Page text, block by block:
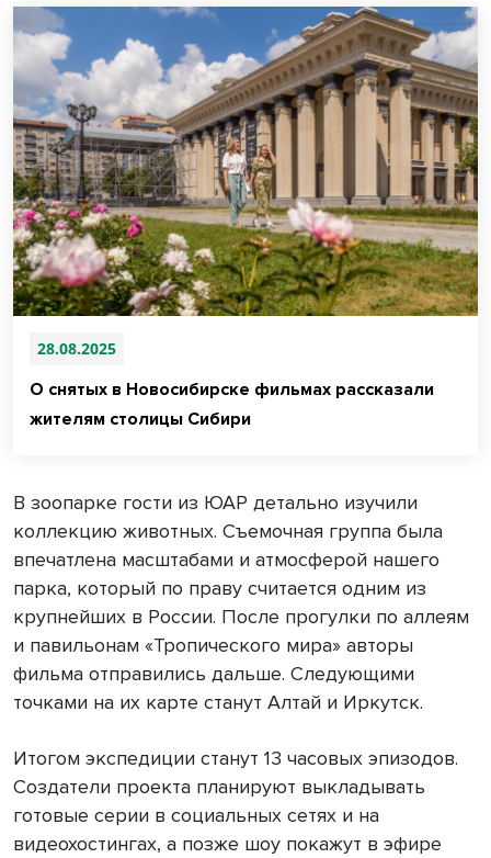
28.08.2025
О снятых в Новосибирске фильмах рассказали
жителям столицы Сибири
В зоопарке гости из ЮАР детально изучили
коллекцию животных. Съемочная группа была
впечатлена масштабами и атмосферой нашего
парка, который по праву считается одним из
крупнейших в России. После прогулки по аллеям
и павильонам «Тропического мира» авторы
фильма отправились дальше. Следующими
точками на их карте станут Алтай и Иркутск.
Итогом экспедиции станут 13 часовых эпизодов.
Создатели проекта планируют выкладывать
готовые серии в социальных сетях и на
видеохостингах, а позже шоу покажут в эфире